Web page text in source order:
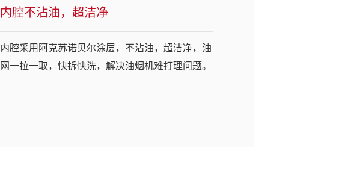
内腔不沾油，超洁净
内腔采用阿克苏诺贝尔涂层，不沾油，超洁净，油
网一拉一取，快拆快洗，解决油烟机难打理问题。